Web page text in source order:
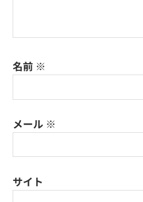
名前 ※
メール ※
サイト